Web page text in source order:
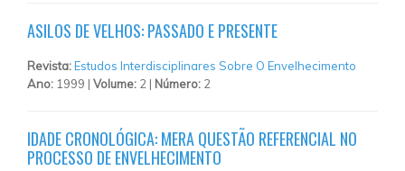
ASILOS DE VELHOS: PASSADO E PRESENTE
Revista:Estudos Interdisciplinares Sobre O Envelhecimento
Ano: 1999 | Volume: 2 | Número: 2
IDADE CRONOLÓGICA: MERA QUESTÃO REFERENCIAL NO
PROCESSO DE ENVELHECIMENTO